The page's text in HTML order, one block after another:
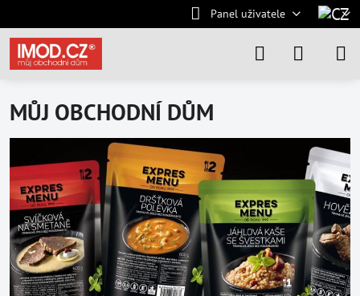
Panel uživatele
MŮJ OBCHODNÍ DŮM